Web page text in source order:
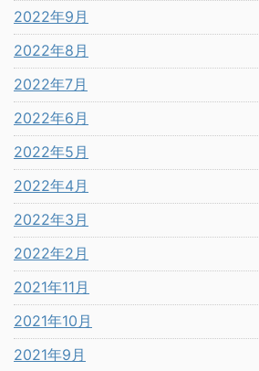
2022年9月
2022年8月
2022年7月
2022年6月
2022年5月
2022年4月
2022年3月
2022年2月
2021年11月
2021年10月
2021年9月